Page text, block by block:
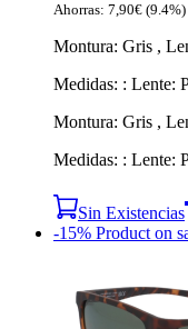
Ahorras: 7,90€ (9.4%)
Montura: Gris ,
Medidas: : Lente:
Montura: Gris ,
Medidas: : Lente:
Sin Existencias
-15% Product on